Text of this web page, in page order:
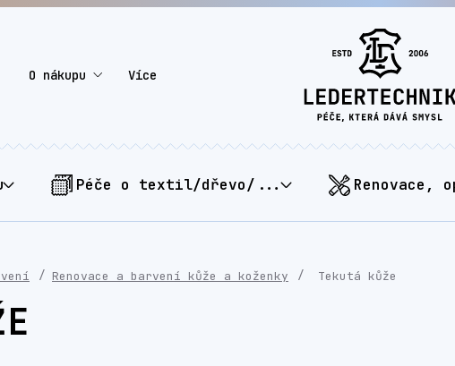
O nákupu Více
Péče o textil/dřevo/... Renovace,
Renovace a barvení kůže a koženky Tekutá kůže